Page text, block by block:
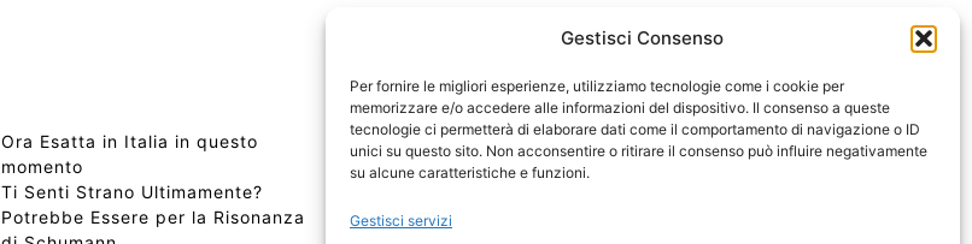
Gestisci Consenso
Per fornire le migliori esperienze, utilizziamo tecnologie come i cookie per
memorizzare e/o accedere alle informazioni del dispositivo. Il consenso a queste
tecnologie ci permetterà di elaborare dati come il comportamento di navigazione o ID
unici su questo sito. Non acconsentire o ritirare il consenso può influire negativamente
su alcune caratteristiche e funzioni.
Gestisci servizi
Ora Esatta in Italia in questo
momento
Ti Senti Strano Ultimamente?
Potrebbe Essere per la Risonanza
Copyright 2026 NotiziePlus.com
Edizioni Web4Star
📰 Contenuto Umano Verificato